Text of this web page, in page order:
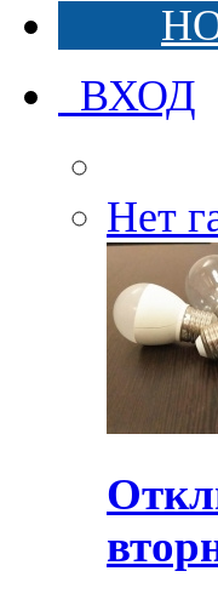
ВХОД
Нет